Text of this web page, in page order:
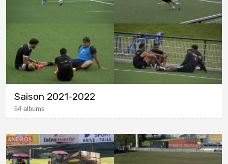
Saison 2021-2022
64 albums